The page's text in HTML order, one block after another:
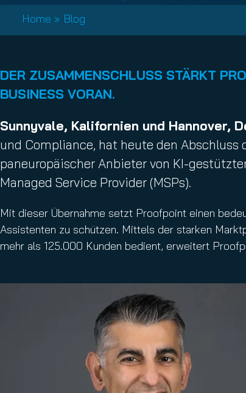
Home » Blog
DER ZUSAMMENSCHLUSS STÄRKT
BUSINESS VORAN.
Sunnyvale, Kalifornien und Hannover,
und Compliance, hat heute den
paneuropäischer Anbieter von KI-
Managed Service Provider (MSPs).
Mit dieser Übernahme setzt Proofpoint einen
Assistenten zu schützen. Mittels der starken
mehr als 125.000 Kunden bedient, erweitert